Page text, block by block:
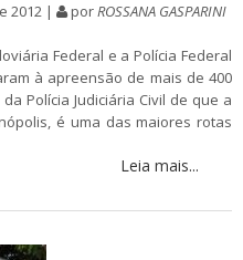
2012 | porROSSANA GASPARINI
Federal e a Polícia Federal
à apreensão de mais de 400
Polícia Judiciária Civil de que a
é uma das maiores rotas
Leia mais...